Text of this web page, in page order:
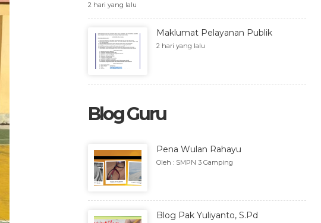
2 hari yang lalu
Maklumat Pelayanan Publik
2 hari yang lalu
Blog Guru
Pena Wulan Rahayu
Oleh : SMPN 3 Gamping
Blog Pak Yuliyanto, S.Pd